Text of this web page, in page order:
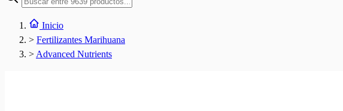
Inicio
> Fertilizantes Marihuana
> Advanced Nutrients